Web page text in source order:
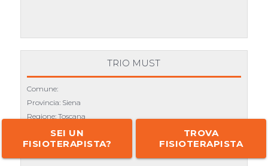
TRIO MUST
Comune:
Provincia: Siena
Regione: Toscana
Telefono:0577922569
SEI UN
FISIOTERAPISTA?
TROVA
FISIOTERAPISTA